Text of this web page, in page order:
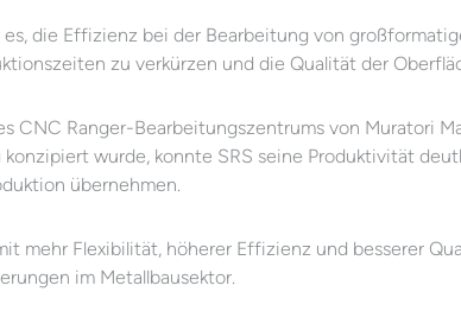
es, die Effizienz bei der Bearbeitung von
zu verkürzen und die Qualität der
CNC Ranger-Bearbeitungszentrums von Muratori
wurde, konnte SRS seine Produktivität
übernehmen.
mehr Flexibilität, höherer Effizienz und besserer
im Metallbausektor.